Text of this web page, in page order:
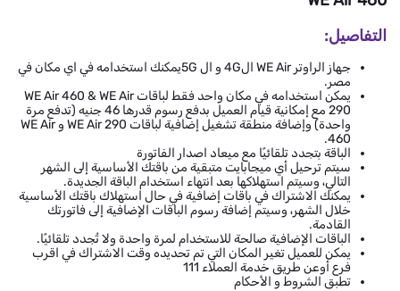
التفاصيل:
جهاز الراوتر WE Air ال4G و ال 5Gيمكنك استخدامه في اي مكان في
مصر.
يمكن استخدامه في مكان واحد فقط لباقات WE Air 460 & WE Air
290 مع إمكانية قيام العميل بدفع رسوم قدرها 46 جنيه (تدفع مرة
واحدة) وإضافة منطقة تشغيل إضافية لباقات WE Air 290 و WE Air
460.
الباقة بتجدد تلقائيًا مع ميعاد اصدار الفاتورة
سيتم ترحيل أي ميجابايت متبقية من باقتك الأساسية إلى الشهر
التالي، وسيتم استهلاكها بعد انتهاء استخدام الباقة الجديدة.
يمكنك الاشتراك في باقات إضافية في حال استهلاك باقتك الأساسية
خلال الشهر، وسيتم إضافة رسوم الباقات الإضافية إلى فاتورتك
القادمة.
الباقات الإضافية صالحة للاستخدام لمرة واحدة ولا تُجدد تلقائيًا.
يمكن للعميل تغير المكان التي تم تحديده وقت الاشتراك في اقرب
فرع أوعن طريق خدمة العملاء 111
تطبق الشروط و الأحكام